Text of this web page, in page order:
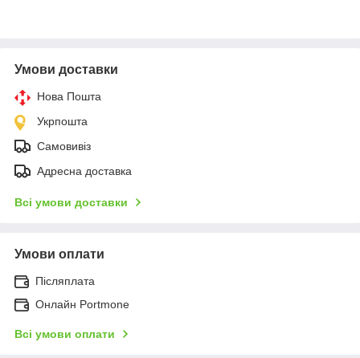
Умови доставки
Нова Пошта
Укрпошта
Самовивіз
Адресна доставка
Всі умови доставки
Умови оплати
Післяплата
Онлайн Portmone
Всі умови оплати